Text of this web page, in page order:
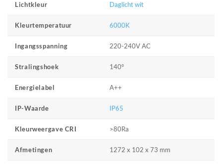
Lichtkleur Daglicht wit
Kleurtemperatuur 6000K
Ingangsspanning 220-240V AC
Stralingshoek 140°
Energielabel A++
IP-Waarde IP65
Kleurweergave CRI >80Ra
Afmetingen 1272 x 102 x 73 mm